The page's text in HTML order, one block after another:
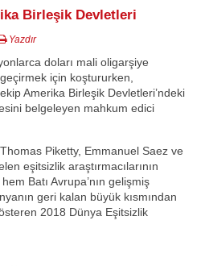
Birleşik Devletleri
Yazdır
doları mali oligarşiye
için koştururken,
Amerika Birleşik Devletleri’ndeki
belgeleyen mahkum edici
Piketty, Emmanuel Saez ve
eşitsizlik araştırmacılarının
Batı Avrupa’nın gelişmiş
geri kalan büyük kısmından
2018 Dünya Eşitsizlik